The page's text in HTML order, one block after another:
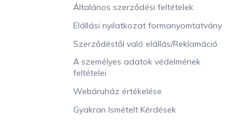
Általános szerződési feltételek
Elállási nyilatkozat formanyomtatvány
Szerződéstől való elállás/Reklamáció
A személyes adatok védelmének
feltételei
Webáruház értékelése
Gyakran Ismételt Kérdések